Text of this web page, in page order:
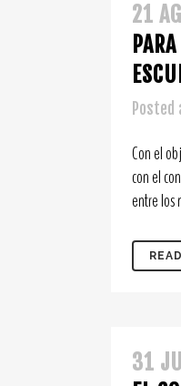
21
Posted
Con el
con el
entre los
31